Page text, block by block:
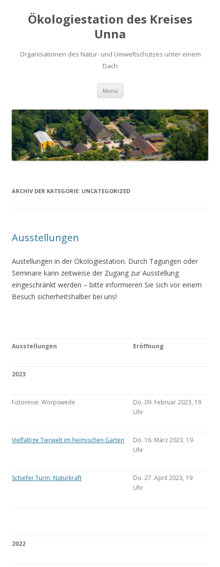
Ökologiestation des Kreises
Unna
Organisationen des Natur- und Umweltschutzes unter einem
Dach
Menü Zum
springen
ARCHIV DER KATEGORIE: UNCATEGORIZED
Ausstellungen
Austellungen in der Ökologiestation. Durch Tagungen oder
Seminare kann zeitweise der Zugang zur Ausstellung
eingeschränkt werden – bitte informieren Sie sich vor einem
Besuch sicherheitshalber bei uns!
Ausstellungen Eröffnung
2023
Fotoreise: Worpswede
Do. 09. Februar 2023, 19
Uhr
Vielfältige Tierwelt im heimischen Garten
Do. 16. März 2023, 19
Uhr
Schiefer Turm: Naturkraft
Do. 27. April 2023, 19
Uhr
2022